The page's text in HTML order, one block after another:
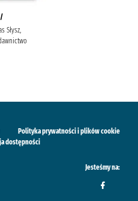
Słysz,
Polityka prywatności i plików cookie
dostępności
Jesteśmy na: